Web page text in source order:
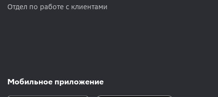
Отдел по работе с клиентами
Мобильное приложение